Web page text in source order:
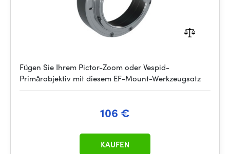
Fügen Sie Ihrem Pictor-Zoom oder Vespid-
Primärobjektiv mit diesem EF-Mount-Werkzeugsatz
106 €
KAUFEN